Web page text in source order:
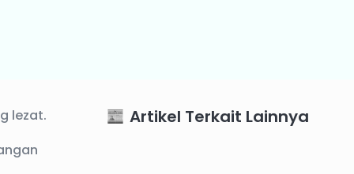
lezat.
Artikel Terkait Lainnya